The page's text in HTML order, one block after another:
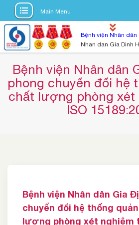
S
t
Main Menu
Bệnh viện Nhân dân
Nhan dan Gia Dinh
Bệnh viện Nhân dân
phong chuyển đổi hệ
chất lượng phòng xét
ISO
Bệnh viện Nhân dân Gia
chuyển đổi hệ thống
lượng phòng xét nghiệm